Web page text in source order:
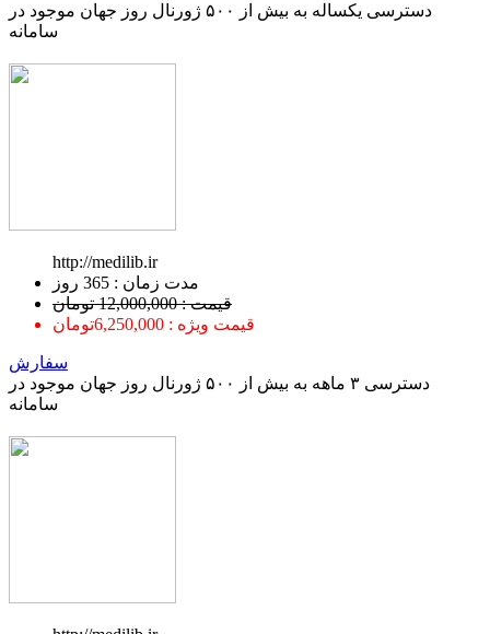
دسترسی یکساله به بیش از ۵۰۰ ژورنال روز جهان موجود در
سامانه
http://medilib.ir
ﻣﺪﺕ ﺯﻣﺎﻥ : 365 ﺭﻭﺯ
قیمت : 12,000,000 تومان
قیمت ویژه : 6,250,000تومان
سفارش
دسترسی ۳ ماهه به بیش از ۵۰۰ ژورنال روز جهان موجود در
سامانه